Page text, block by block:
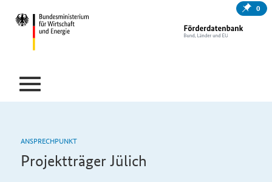
0
ANSPRECHPUNKT
Projektträger Jülich